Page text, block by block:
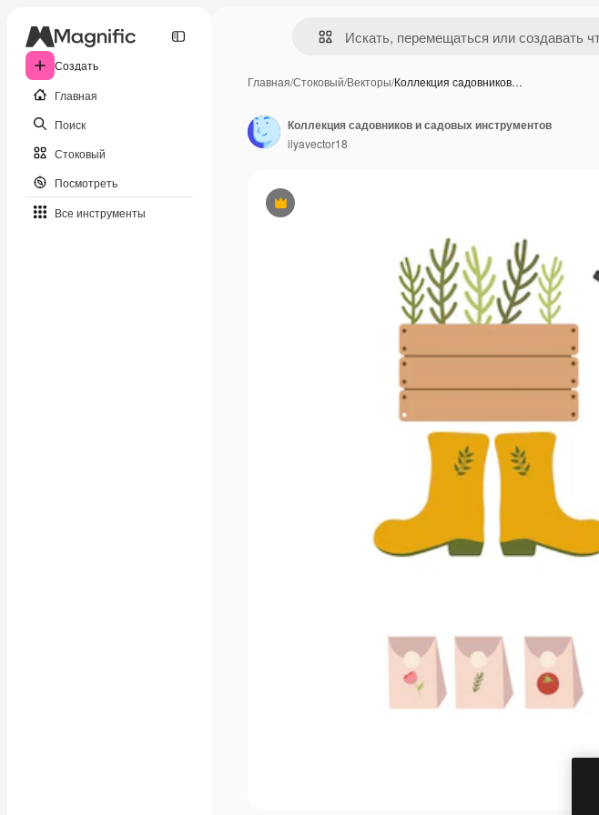
Создать
Главная
Поиск
Стоковый
Посмотреть
Все инструменты
Главная/Стоковый/Векторы/Коллекция садовников…
Премиум
Коллекция садовников и садовых инструментов
ilyavector18